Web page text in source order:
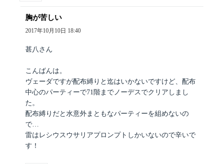
胸が苦しい
り:
2017年10月10日 18:40
甚八さん
こんばんは。
ヴェーダですが配布縛りと迄はいかないですけど、配布
中心のパーティーで71階までノーデスでクリアしまし
た。
配布縛りだと水意外まともなパーティーを組めないの
で…
雷はレシウスウサリアプロンプトしかいないので辛いで
す！